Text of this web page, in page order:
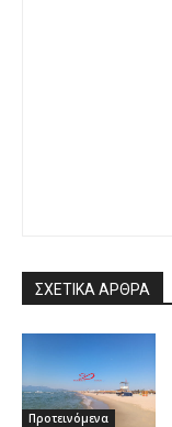
ΣΧΕΤΙΚΑ ΑΡΘΡΑ
Προτεινόμενα